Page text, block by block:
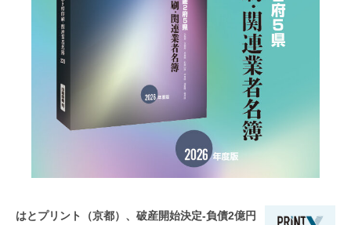
はとプリント（京都）、破産開始決定-負債2億円